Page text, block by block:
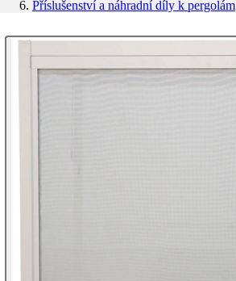
Příslušenství a náhradní díly k pergolám